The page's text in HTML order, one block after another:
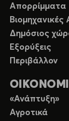
Απορρίμματα
Βιομηχανικές
Δημόσιος
Εξορύξεις
Περιβάλλον
«Ανάπτυξη»
Αγροτικά